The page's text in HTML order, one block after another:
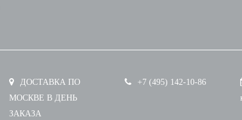
ДОСТАВКА ПО
МОСКВЕ В ДЕНЬ
ЗАКАЗА
+7 (495) 142-10-86